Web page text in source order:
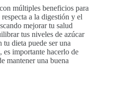
múltiples beneficios para
a la digestión y el
mejorar tu salud
tus niveles de azúcar
dieta puede ser una
es importante hacerlo de
mantener una buena